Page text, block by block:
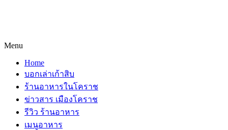
Menu
Home
บอกเล่าเก้าสิบ
ร้านอาหารในโคราช
ข่าวสาร เมืองโคราช
รีวิว ร้านอาหาร
เมนูอาหาร